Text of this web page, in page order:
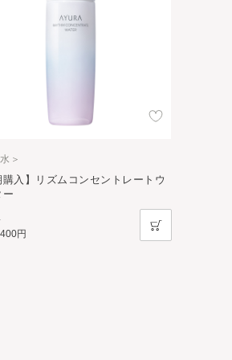
購入】リズムコンセントレートウ
ー
＞
円